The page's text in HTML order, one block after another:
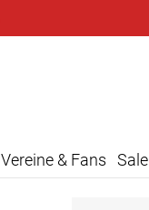
Vereine & Fans Sale